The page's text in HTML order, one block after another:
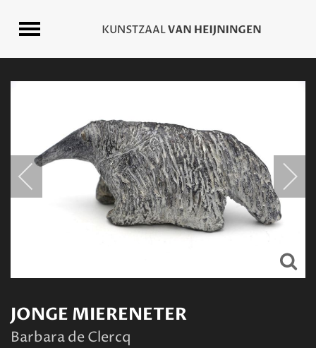
JONGE MIERENETER
Barbara de Clercq